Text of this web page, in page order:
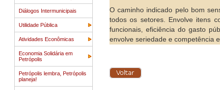
Diálogos Intermunicipais
Utilidade Pública
Atividades Econômicas
Economia Solidária em
Petrópolis
Petrópolis lembra, Petrópolis
planeja!
O caminho indicado pelo bom
todos os setores. Envolve itens
funcionais, eficiência do gasto
envolve seriedade e competência